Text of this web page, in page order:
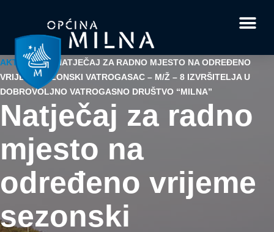
AKTUALNO/
NATJEČAJ ZA RADNO MJESTO NA ODREĐENO
VRIJEME SEZONSKI VATROGASAC – M/Ž – 8 IZVRŠITELJA U
DOBROVOLJNO VATROGASNO DRUŠTVO “MILNA”
Natječaj za radno
mjesto na
određeno vrijeme
sezonski